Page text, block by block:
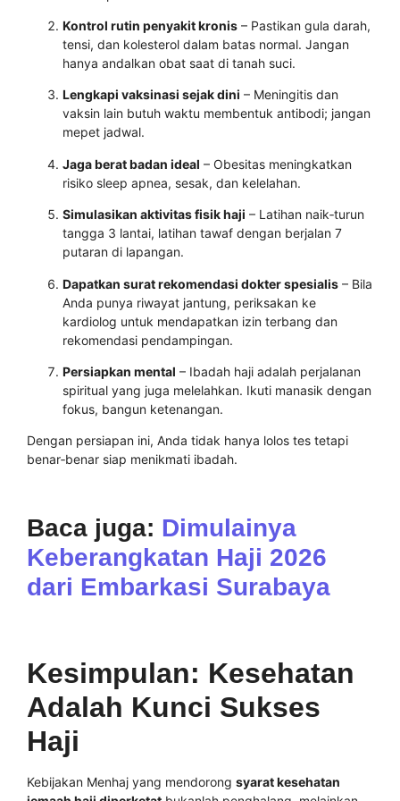
Kontrol rutin penyakit kronis – Pastikan gula darah,
tensi, dan kolesterol dalam batas normal. Jangan
hanya andalkan obat saat di tanah suci.
Lengkapi vaksinasi sejak dini – Meningitis dan
vaksin lain butuh waktu membentuk antibodi; jangan
mepet jadwal.
Jaga berat badan ideal – Obesitas meningkatkan
risiko sleep apnea, sesak, dan kelelahan.
Simulasikan aktivitas fisik haji – Latihan naik‑turun
tangga 3 lantai, latihan tawaf dengan berjalan 7
putaran di lapangan.
Dapatkan surat rekomendasi dokter spesialis – Bila
Anda punya riwayat jantung, periksakan ke
kardiolog untuk mendapatkan izin terbang dan
rekomendasi pendampingan.
Persiapkan mental – Ibadah haji adalah perjalanan
spiritual yang juga melelahkan. Ikuti manasik dengan
fokus, bangun ketenangan.
Dengan persiapan ini, Anda tidak hanya lolos tes tetapi
benar‑benar siap menikmati ibadah.
Baca juga: Dimulainya
Keberangkatan Haji 2026
dari Embarkasi Surabaya
Kesimpulan: Kesehatan
Adalah Kunci Sukses
Haji
Kebijakan Menhaj yang mendorong syarat kesehatan